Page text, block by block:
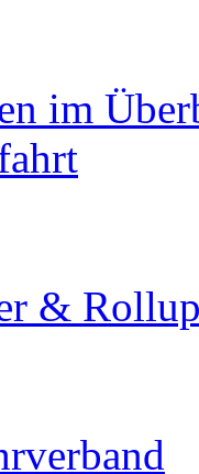
im
&